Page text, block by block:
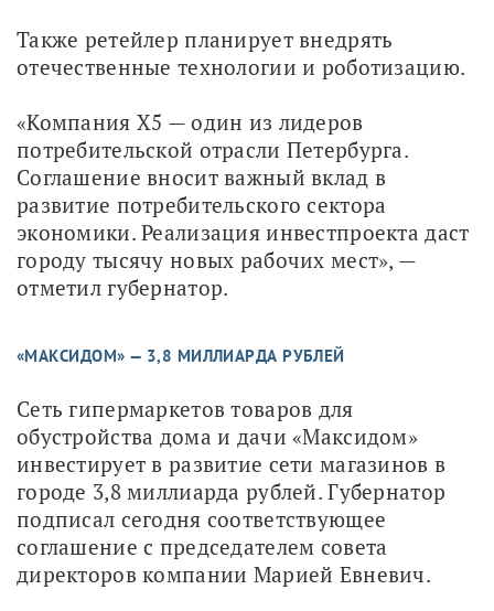
Также ретейлер планирует внедрять
отечественные технологии и роботизацию.
«Компания X5 — один из лидеров
потребительской отрасли Петербурга.
Соглашение вносит важный вклад в
развитие потребительского сектора
экономики. Реализация инвестпроекта даст
городу тысячу новых рабочих мест», —
отметил губернатор.
«МАКСИДОМ» — 3,8 МИЛЛИАРДА РУБЛЕЙ
Сеть гипермаркетов товаров для
обустройства дома и дачи «Максидом»
инвестирует в развитие сети магазинов в
городе 3,8 миллиарда рублей. Губернатор
подписал сегодня соответствующее
соглашение с председателем совета
директоров компании Марией Евневич.